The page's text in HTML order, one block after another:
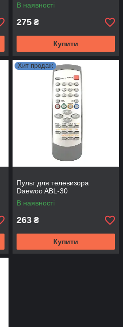
В наявності
275 ₴
Купити
Хит продаж
Пульт для телевизора
Daewoo ABL-30
В наявності
263 ₴
Купити